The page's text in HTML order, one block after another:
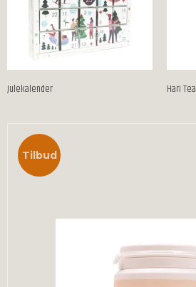
Julekalender Hari Tea
Tilbud